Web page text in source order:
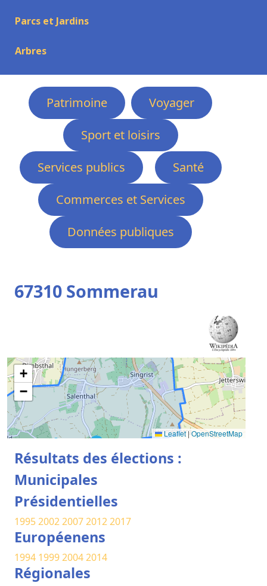
Parcs et Jardins
Arbres
Patrimoine
Voyager
Sport et loisirs
Services publics
Santé
Commerces et Services
Données publiques
67310 Sommerau
+
−
Leaflet |OpenStreetMap
Résultats des élections :
Municipales
Présidentielles
19952002200720122017
Européenens
1994 199920042014
Régionales